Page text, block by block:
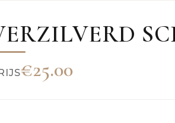
€25.00